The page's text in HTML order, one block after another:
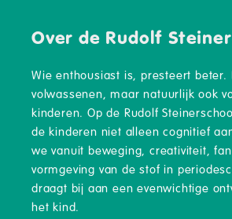
Over de Rudolf
Wie enthousiast is, presteert beter.
volwassenen, maar natuurlijk ook
kinderen. Op de Rudolf
de kinderen niet alleen cognitief
we vanuit beweging, creativiteit,
vormgeving van de stof in
draagt bij aan een evenwichtige
het kind.